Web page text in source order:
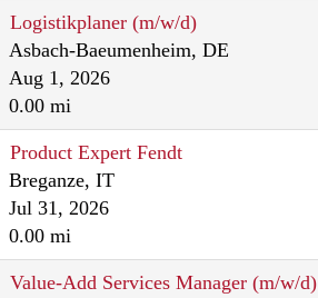
Logistikplaner (m/w/d)
Asbach-Baeumenheim, DE
Aug 1, 2026
0.00 mi
Product Expert Fendt
Breganze, IT
Jul 31, 2026
0.00 mi
Value-Add Services Manager (m/w/d)